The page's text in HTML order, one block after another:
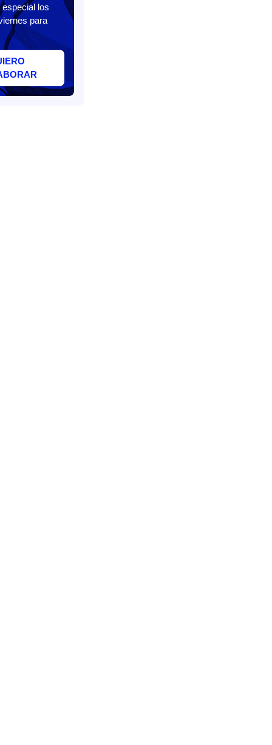
especial los
para